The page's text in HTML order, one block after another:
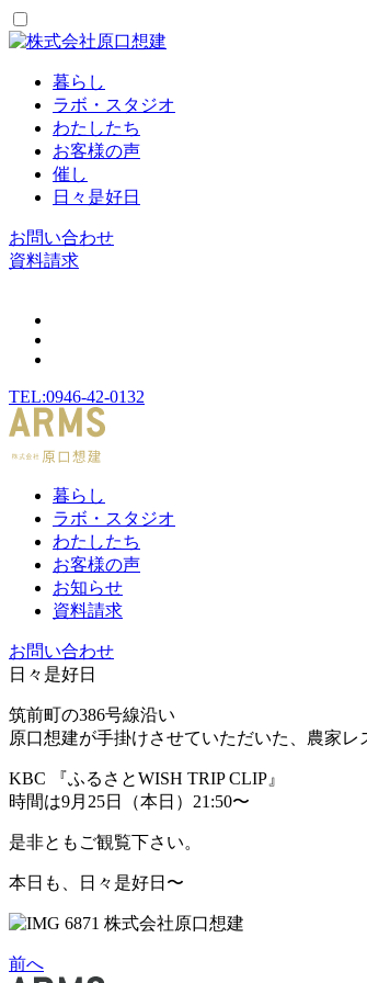
暮らし
ラボ・スタジオ
わたしたち
お客様の声
催し
日々是好日
お問い合わせ
資料請求
TEL:0946-42-0132
暮らし
ラボ・スタジオ
わたしたち
お客様の声
お知らせ
資料請求
お問い合わせ
日々是好日
筑前町の386号線沿い
原口想建が手掛けさせていただいた、農家レ
KBC 『ふるさとWISH TRIP CLIP』
時間は9月25日（本日）21:50〜
是非ともご観覧下さい。
本日も、日々是好日〜
前へ